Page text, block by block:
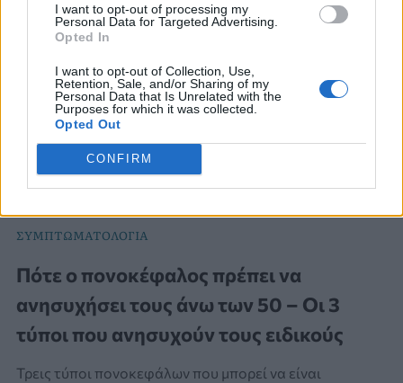
I want to opt-out of processing my
Personal Data for Targeted Advertising.
Opted In
I want to opt-out of Collection, Use,
Retention, Sale, and/or Sharing of my
Personal Data that Is Unrelated with the
Purposes for which it was collected.
Opted Out
CONFIRM
ΣΥΜΠΤΩΜΑΤΟΛΟΓΙΑ
Πότε ο πονοκέφαλος πρέπει να
ανησυχήσει τους άνω των 50 – Οι 3
τύποι που ανησυχούν τους ειδικούς
Τρεις τύποι πονοκεφάλων που μπορεί να είναι